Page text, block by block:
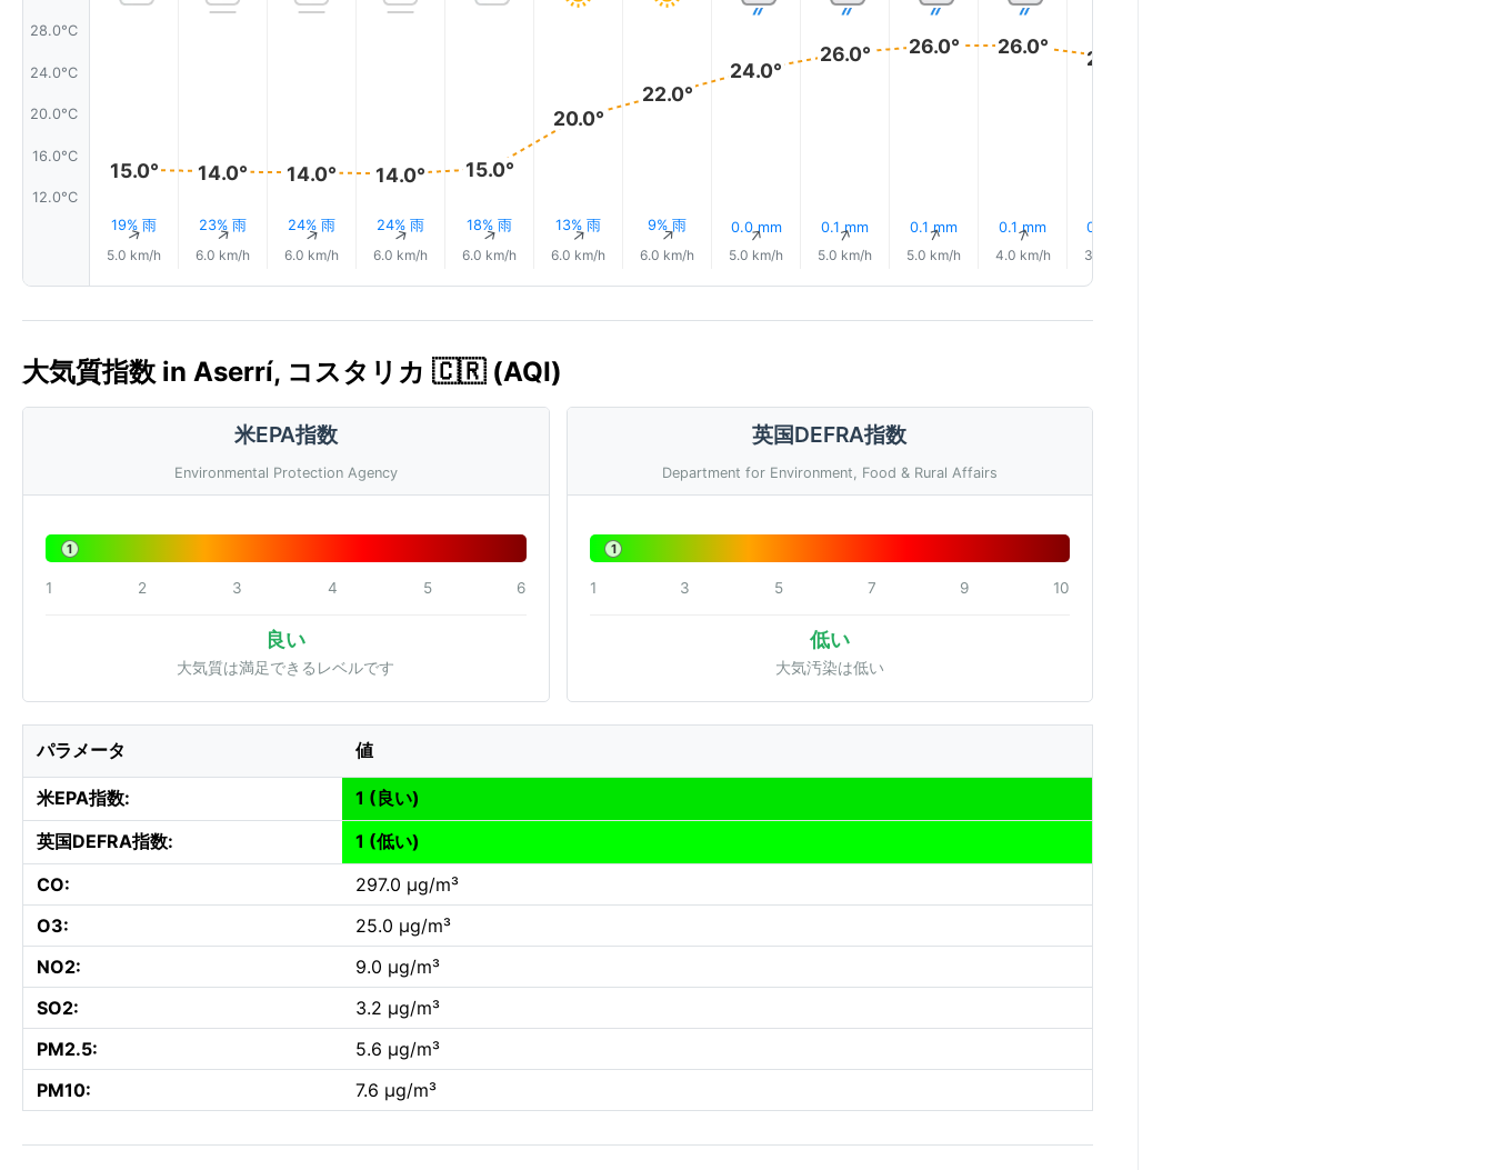
28.0°C
24.0°C
20.0°C
16.0°C
12.0°C
15.0°
19% 雨
↑
5.0 km/h
14.0°
23% 雨
↑
6.0 km/h
14.0°
24% 雨
↑
6.0 km/h
14.0°
24% 雨
↑
6.0 km/h
15.0°
18% 雨
↑
6.0 km/h
20.0°
13% 雨
↑
6.0 km/h
22.0°
9% 雨
↑
6.0 km/h
24.0°
0.0 mm
↑
5.0 km/h
26.0°
0.1 mm
↑
5.0 km/h
26.0°
0.1 mm
↑
5.0 km/h
26.0°
0.1 mm
↑
4.0 km/h
25.0°
0.9 mm
3.0 km/h
大気質指数 in Aserrí, コスタリカ 🇨🇷 (AQI)
米EPA指数
Environmental Protection Agency
1
1 2 3 4 5 6
良い
大気質は満足できるレベルです
英国DEFRA指数
Department for Environment, Food & Rural Affairs
1
1 3 5 7 9 10
低い
大気汚染は低い
パラメータ 値
米EPA指数:
1 (良い)
英国DEFRA指数:
1 (低い)
CO:
297.0 µg/m³
O3:
25.0 µg/m³
NO2:
9.0 µg/m³
SO2:
3.2 µg/m³
PM2.5:
5.6 µg/m³
PM10:
7.6 µg/m³